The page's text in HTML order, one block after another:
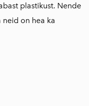
plastikust. Nende
on hea ka